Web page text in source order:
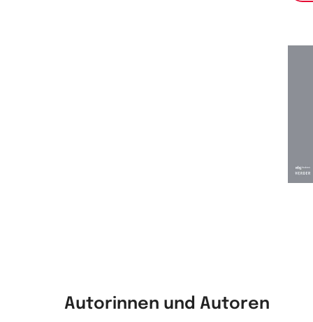
Autorinnen und Autoren